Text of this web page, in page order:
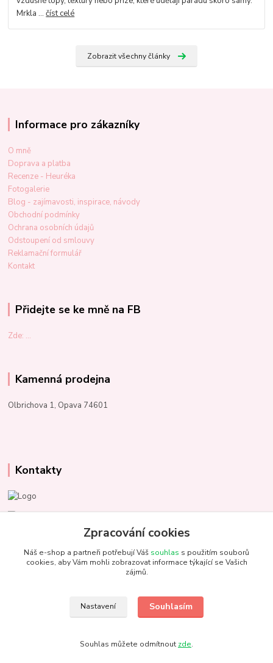
Mrkla ...číst celé
Zobrazit všechny články
Informace pro zákazníky
O mně
Doprava a platba
Recenze - Heuréka
Fotogalerie
Blog - zajímavosti, inspirace, návody
Obchodní podmínky
Ochrana osobních údajů
Odstoupení od smlouvy
Reklamační formulář
Kontakt
Přidejte se ke mně na FB
Zde: ...
Kamenná prodejna
Olbrichova 1, Opava 74601
Kontakty
+420 731 153 484
info@unezbednychklubicek.cz
@ 2022 U nezbedných klubíček. Všechna práva vyhrazena.
Zpracování cookies
Náš e-shop a partneři potřebují Váš souhlas s použitím souborů
cookies, aby Vám mohli zobrazovat informace týkající se Vašich
zájmů.
Nastavení Souhlasím
Souhlas můžete odmítnout zde.